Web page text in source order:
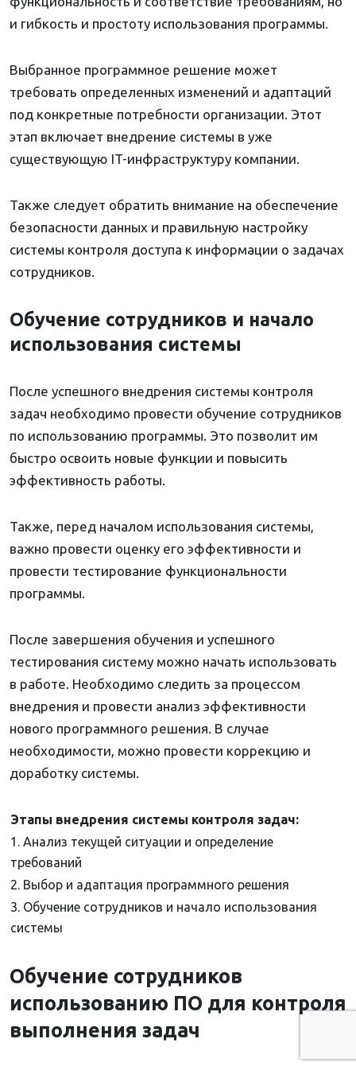
и гибкость и простоту использования программы.
Выбранное программное решение может
требовать определенных изменений и адаптаций
под конкретные потребности организации. Этот
этап включает внедрение системы в уже
существующую IT-инфраструктуру компании.
Также следует обратить внимание на обеспечение
безопасности данных и правильную настройку
системы контроля доступа к информации о задачах
сотрудников.
Обучение сотрудников и начало
использования системы
После успешного внедрения системы контроля
задач необходимо провести обучение сотрудников
по использованию программы. Это позволит им
быстро освоить новые функции и повысить
эффективность работы.
Также, перед началом использования системы,
важно провести оценку его эффективности и
провести тестирование функциональности
программы.
После завершения обучения и успешного
тестирования систему можно начать использовать
в работе. Необходимо следить за процессом
внедрения и провести анализ эффективности
нового программного решения. В случае
необходимости, можно провести коррекцию и
доработку системы.
Этапы внедрения системы контроля задач:
1. Анализ текущей ситуации и определение
требований
2. Выбор и адаптация программного решения
3. Обучение сотрудников и начало использования
системы
Обучение сотрудников
использованию ПО для контроля
выполнения задач